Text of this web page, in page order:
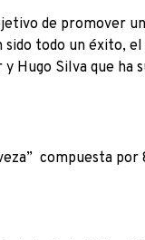
de promover
todo un éxito,
Hugo Silva que ha
compuesta